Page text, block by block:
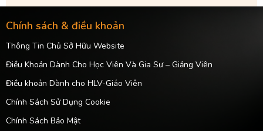
Chính sách & điều khoản
Thông Tin Chủ Sở Hữu Website
Điều Khoản Dành Cho Học Viên Và Gia Sư – Giảng Viên
Điều khoản Dành cho HLV-Giáo Viên
Chính Sách Sử Dụng Cookie
Chính Sách Bảo Mật